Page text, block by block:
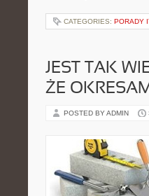
CATEGORIES: PORADY
JEST TAK
ŻE
POSTED BY ADMIN